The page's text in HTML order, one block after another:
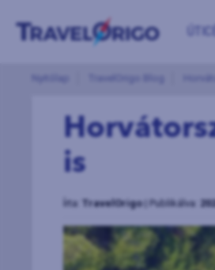
is
Írta: TravelOrigo| Publikálva: